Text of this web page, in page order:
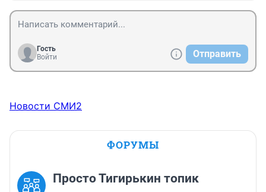
Гость
Войти
Отправить
Новости СМИ2
ФОРУМЫ
Просто Тигирькин топик